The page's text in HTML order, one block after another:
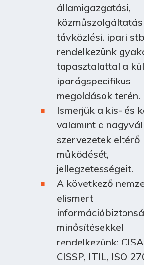
államigazgatási,
távközlési, ipari
rendelkezünk
tapasztalattal a
iparágspecifikus
megoldások terén.
Ismerjük a kis- és
valamint a
szervezetek eltérő
működését,
jellegzetességeit.
A következő
elismert
minősítésekkel
rendelkezünk:
CISSP, ITIL, ISO